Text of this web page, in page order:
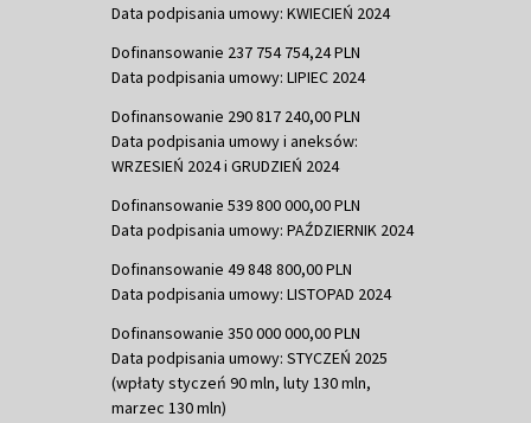
Data podpisania umowy: KWIECIEŃ 2024
Dofinansowanie 237 754 754,24 PLN
Data podpisania umowy: LIPIEC 2024
Dofinansowanie 290 817 240,00 PLN
Data podpisania umowy i aneksów:
WRZESIEŃ 2024 i GRUDZIEŃ 2024
Dofinansowanie 539 800 000,00 PLN
Data podpisania umowy: PAŹDZIERNIK 2024
Dofinansowanie 49 848 800,00 PLN
Data podpisania umowy: LISTOPAD 2024
Dofinansowanie 350 000 000,00 PLN
Data podpisania umowy: STYCZEŃ 2025
(wpłaty styczeń 90 mln, luty 130 mln,
marzec 130 mln)